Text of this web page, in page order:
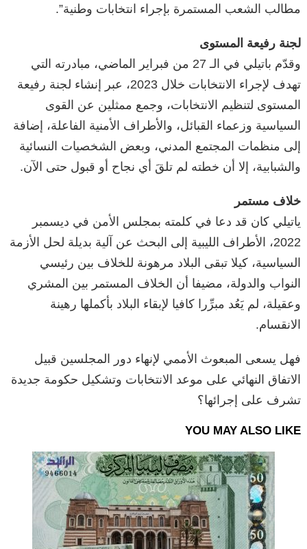
مطالب الشعب المستمرة بإجراء انتخابات وطنية”.
لجنة رفيعة المستوى
وقدّم باتيلي في الـ 27 من فبراير الماضي، مبادرته التي
تهدف لإجراء الانتخابات خلال 2023، عبر إنشاء لجنة رفيعة
المستوى لتنظيم الانتخابات، وجمع ممثلين عن القوى
السياسية وزعماء القبائل، والأطراف الأمنية الفاعلة، إضافة
إلى منظمات المجتمع المدني، وبعض الشخصيات النسائية
والشبابية، إلا أن خطته لم تلقَ أي نجاح أو قبول حتى الآن.
خلاف مستمر
ياتيلي كان قد دعا في كلمته بمجلس الأمن في ديسمبر
2022، الأطراف الليبية إلى البحث عن آلية بديلة لحل الأزمة
السياسية، كيلا تبقى البلاد مرهونة للخلاف بين رئيسي
النواب والدولة، مضيفا أن الخلاف المستمر بين المشري
وعقيلة، لم يَعُد مبرِّرا كافيا لإبقاء البلاد بأكملها رهينة
الانقسام.
فهل يسعى المبعوث الأممي لإنهاء دور المجلسين قبيل
الاتفاق النهائي على موعد الانتخابات وتشكيل حكومة جديدة
تشرف على إجرائها؟
YOU MAY ALSO LIKE